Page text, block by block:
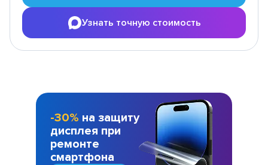
Узнать точную стоимость
-30% на защиту
дисплея при
ремонте
смартфона